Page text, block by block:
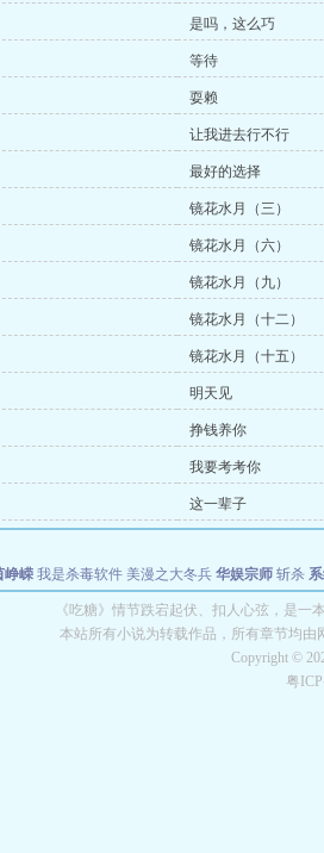
是吗，这么巧
等待
耍赖
让我进去行不行
最好的选择
镜花水月（三）
镜花水月（六）
镜花水月（九）
镜花水月（十二）
镜花水月（十五）
明天见
挣钱养你
我要考考你
这一辈子
峥嵘 我是杀毒软件 美漫之大冬兵 华娱宗师 斩杀
都市全能巨星 绝对交易 全职武神 位面复
《吃糖》情节跌宕起伏、扣人心弦，是
本站所有小说为转载作品，所有章节均
Copyright ©
粤